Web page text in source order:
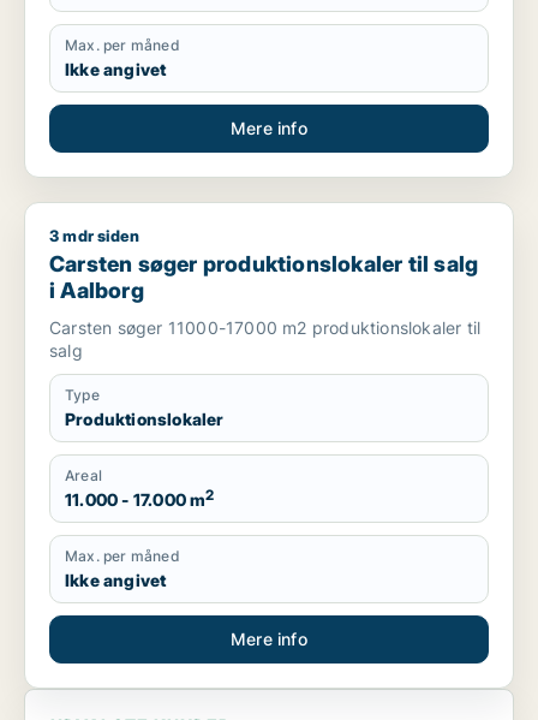
Max. per måned
Ikke angivet
Mere info
Carsten søger produktionslokaler til salg i Aalborg
3 mdr siden
Carsten søger produktionslokaler til salg
i Aalborg
Carsten søger 11000-17000 m2 produktionslokaler til
salg
Type
Produktionslokaler
Areal
11.000 - 17.000 m2
Max. per måned
Ikke angivet
Mere info